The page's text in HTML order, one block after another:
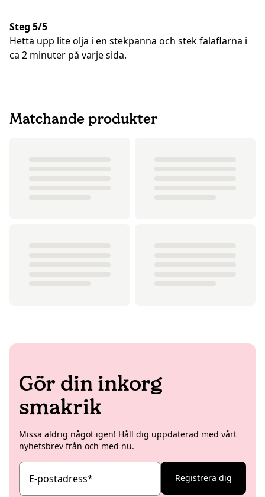
Steg 5/5
Hetta upp lite olja i en stekpanna och stek falaflarna i
ca 2 minuter på varje sida.
Matchande produkter
Gör din inkorg
smakrik
Missa aldrig något igen! Håll dig uppdaterad med vårt
nyhetsbrev från och med nu.
E-postadress* Registrera dig